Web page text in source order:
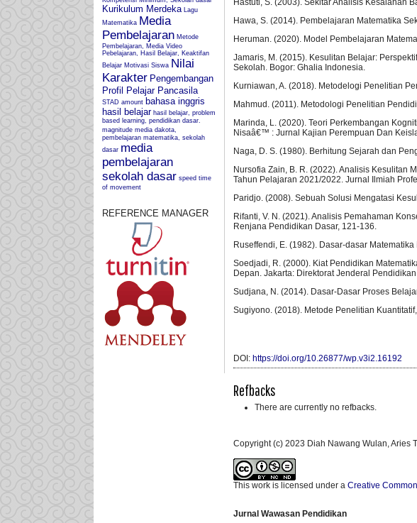
Kurikulum Merdeka Lagu
Matematika Media
Pembelajaran Metode
Pembelajaran, Media Video
Pebelajaran, Hasil Belajar, Keaktifan
Belajar Motivasi Siswa Nilai
Karakter Pengembangan
Profil Pelajar Pancasila
STAD amount bahasa inggris
hasil belajar hasil belajar, problem
based learning, pendidikan dasar.
magnitude media dakota,
pembelajaran matematika, sekolah
dasar media
pembelajaran
sekolah dasar speed time
of movement
REFERENCE MANAGER
Hastuti, S. (2003). Sekitar Analisis Kesalahan
Hawa, S. (2014). Pembelajaran Matematika
Heruman. (2020). Model Pembelajaran
Jamaris, M. (2015). Kesulitan Belajar:
Sekolah. Bogor: Ghalia Indonesia.
Kurniawan, A. (2018). Metodelogi Penelitian
Mahmud. (2011). Metodologi Penelitian
Marinda, L. (2020). Teori Perkembangan
Nisaâ€™ : Jurnal Kajian Perempuan Dan
Naga, D. S. (1980). Berhitung Sejarah dan
Nursofia Zain, B. R. (2022). Analisis Kesulitan
Tahun Pelajaran 2021/2022. Jurnal Ilmiah
Paridjo. (2008). Sebuah Solusi Mengatasi
Rifanti, V. N. (2021). Analisis Pemahaman
Renjana Pendidikan Dasar, 121-136.
Ruseffendi, E. (1982). Dasar-dasar
Soedjadi, R. (2000). Kiat Pendidikan
Depan. Jakarta: Direktorat Jenderal
Sudjana, N. (2014). Dasar-Dasar Proses
Sugiyono. (2018). Metode Penelitian
DOI: https://doi.org/10.26877/wp.v3i2.16192
Refbacks
There are currently no refbacks.
Copyright (c) 2023 Diah Nawang Wulan, Aries
This work is licensed under a Creative
Jurnal Wawasan Pendidikan